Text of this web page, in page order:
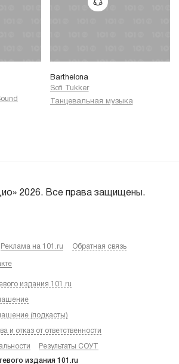
Barthelona
Sofi Tukker
Танцевальная музыка
2026. Все права защищены.
Реклама на 101.ru Обратная связь
издания 101.ru
(подкасты)
и отказ от ответственности
Результаты СОУТ
издания 101.ru